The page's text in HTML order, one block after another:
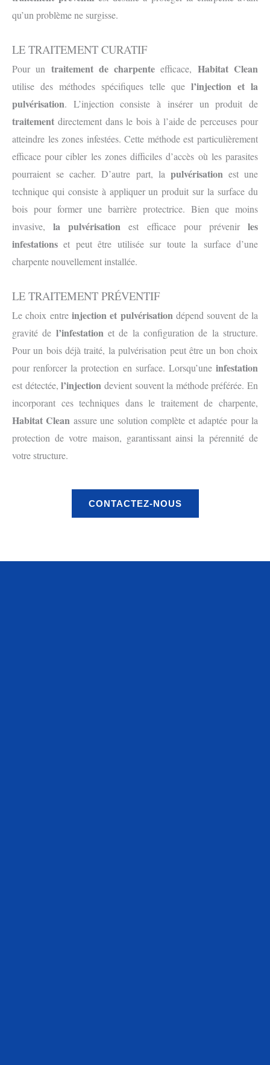
qu’un problème ne surgisse.
LE TRAITEMENT CURATIF
Pour un traitement de charpente efficace, Habitat Clean
utilise des méthodes spécifiques telle que l’injection et la
pulvérisation. L’injection consiste à insérer un produit de
traitement directement dans le bois à l’aide de perceuses pour
atteindre les zones infestées. Cette méthode est particulièrement
efficace pour cibler les zones difficiles d’accès où les parasites
pourraient se cacher. D’autre part, la pulvérisation est une
technique qui consiste à appliquer un produit sur la surface du
bois pour former une barrière protectrice. Bien que moins
invasive,la pulvérisation est efficace pour prévenirles
infestations et peut être utilisée sur toute la surface d’une
charpente nouvellement installée.
LE TRAITEMENT PRÉVENTIF
Le choix entre injection et pulvérisation dépend souvent de la
gravité de l’infestation et de la configuration de la structure.
Pour un bois déjà traité, la pulvérisation peut être un bon choix
pour renforcer la protection en surface. Lorsqu’une infestation
est détectée,l’injection devient souvent la méthode préférée. En
incorporant ces techniques dans le traitement de charpente,
Habitat Clean assure une solution complète et adaptée pour la
protection de votre maison, garantissant ainsi la pérennité de
votre structure.
CONTACTEZ-NOUS